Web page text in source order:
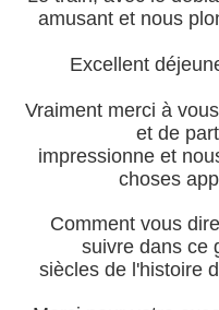
amusant et nous
Excellent
Vraiment merci à
et de
impressionne et
choses
Comment vous
suivre dans ce
siècles de l'histoire